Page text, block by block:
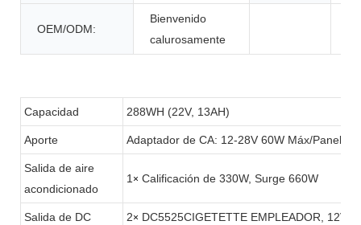
OEM/ODM:
Bienvenido
calurosamente
Capacidad 288WH (22V, 13AH)
Aporte Adaptador de CA: 12-28V 60W Máx/Panel
Salida de aire
acondicionado
1 × Calificación de 330W, Surge 660W
Salida de DC 2× DC5525CIGETETTE EMPLEADOR, 12V